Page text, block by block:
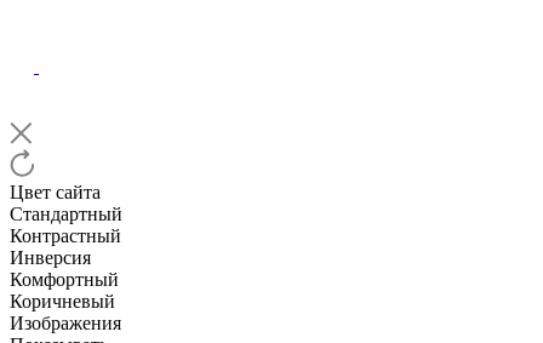
Цвет сайта
Стандартный
Контрастный
Инверсия
Комфортный
Коричневый
Изображения